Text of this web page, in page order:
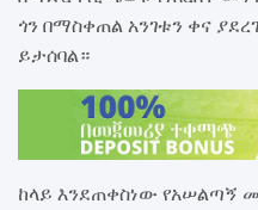
ጎን በማስቀጠል አንገቱን ቀና
ይታሰባል።
ከላይ እንደጠቀስነው የአሠልጣኝ